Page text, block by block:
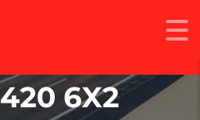
6X2